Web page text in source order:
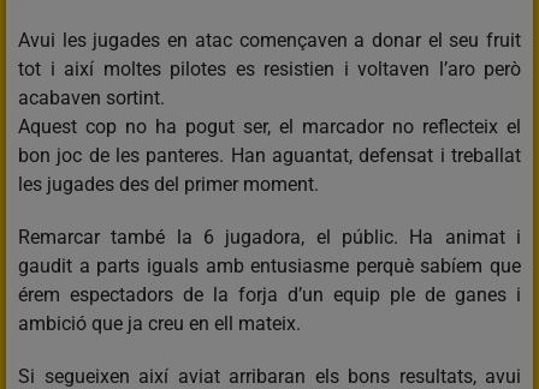
Avui les jugades en atac començaven a donar el seu fruit
tot i així moltes pilotes es resistien i voltaven l’aro però
acabaven sortint.
Aquest cop no ha pogut ser, el marcador no reflecteix el
bon joc de les panteres. Han aguantat, defensat i treballat
les jugades des del primer moment.
Remarcar també la 6 jugadora, el públic. Ha animat i
gaudit a parts iguals amb entusiasme perquè sabíem que
érem espectadors de la forja d’un equip ple de ganes i
ambició que ja creu en ell mateix.
Si segueixen així aviat arribaran els bons resultats, avui